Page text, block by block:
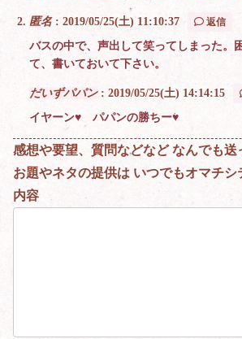
匿名: 2019/05/25(土) 11:10:37 返信
バスの中で、声出して笑ってしまった。
て、書いておいて下さい。
だいずパパン: 2019/05/25(土) 14:14:15
イヤーン♥ パパンの勝ちー♥
感想や要望、質問などなど なんでも送
お題やネタの提供は いつでもオマチシ